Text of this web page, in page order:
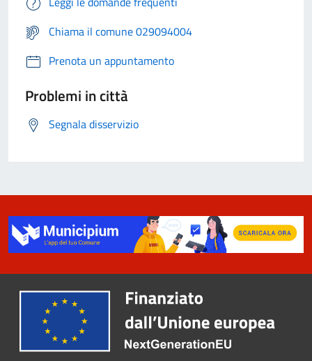
Chiama il comune 029094004
Prenota un appuntamento
Problemi in città
Segnala disservizio